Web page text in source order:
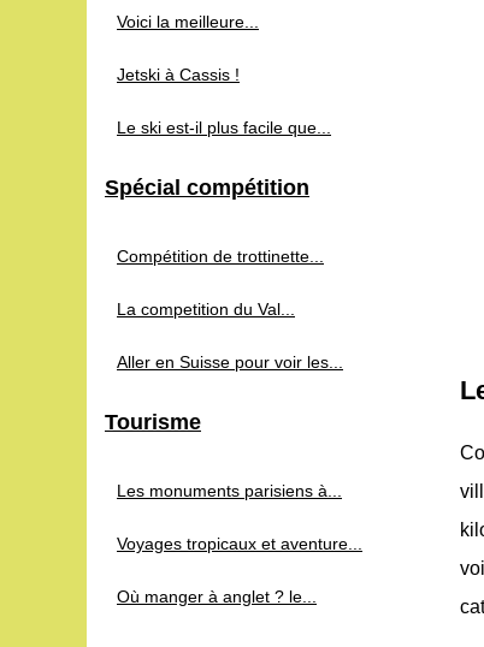
Voici la meilleure...
Jetski à Cassis !
Le ski est-il plus facile que...
Spécial compétition
Compétition de trottinette...
La competition du Val...
Aller en Suisse pour voir les...
Tourisme
Les monuments parisiens à...
Voyages tropicaux et aventure...
Où manger à anglet ? le...